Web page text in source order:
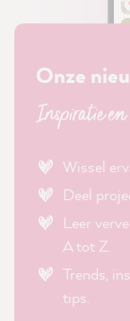
Onze
Inspiratie
Wissel
Deel
Leer
A tot Z.
Trends,
tips.